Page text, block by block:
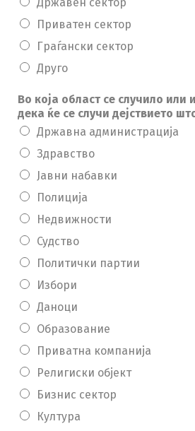
Приватен сектор
Граѓански сектор
Друго
Во која област се случило или
дека ќе се случи дејствието
Државна администрација
Здравство
Јавни набавки
Полиција
Недвижности
Судство
Политички партии
Избори
Даноци
Образование
Приватна компанија
Религиски објект
Бизнис сектор
Култура